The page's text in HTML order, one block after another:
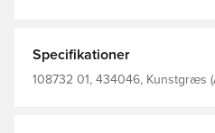
Specifikationer
108732 01, 434046, Kunstgræs